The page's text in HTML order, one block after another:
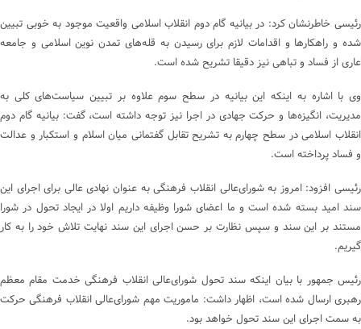
رئیسی خاطرنشان کرد: در بیانیه گام دوم انقلاب اسلامی واقعیت موجود به خوبی تبیین
شده و راهکارها و اقدامات لازم برای رسیدن به قله‌های تمدن نوین اسلامی و جامعه
عاری از فساد و تباهی نیز دقیقا تشریح شده است.
وی با اشاره به اینکه این بیانیه در سطح سوم علاوه بر تبیین سیاست‌های کلی به
مدیریت، انگیزه‌ها و حرکت جهادی در اجرا نیز توجه داشته است، گفت: بیانیه گام دوم
انقلاب اسلامی در سطح چهارم به تشریح تقابل گفتمانی میان اسلام و استکبار و عدالت
و فساد پرداخته است.
رئیسی افزود: امروز به شورای‌عالی انقلاب فرهنگی به عنوان نهادی عالی برای اجرای این
سند امید بسته شده است و ما اعضای شورا وظیفه داریم اولا در ایجاد تحول در شورا
مستند بر این سند و سپس نظارت بر حسن اجرای این سند نهایت تلاش خود را به کار
گیریم.
رئیس جمهور با بیان اینکه سند تحول شورای‌عالی انقلاب فرهنگی خدمت مقام معظم
رهبری ارسال شده است، اظهار داشت: ماموریت مهم شورای‌عالی انقلاب فرهنگی حرکت
به سمت اجرای این سند تحول خواهد بود.